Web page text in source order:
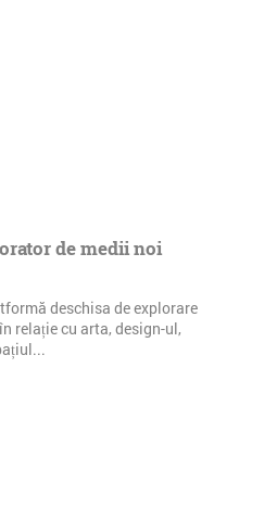
de medii noi
deschisa de explorare
relație cu arta, design-ul,